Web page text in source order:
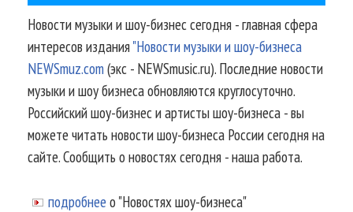
Новости музыки и шоу-бизнес сегодня - главная сфера
интересов издания"Новости музыки и шоу-бизнеса
NEWSmuz.com(экс - NEWSmusic.ru). Последние новости
музыки и шоу бизнеса обновляются круглосуточно.
Российский шоу-бизнес и артисты шоу-бизнеса - вы
можете читать новости шоу-бизнеса России сегодня на
сайте. Сообщить о новостях сегодня - наша работа.
подробнее о "Новостях шоу-бизнеса"